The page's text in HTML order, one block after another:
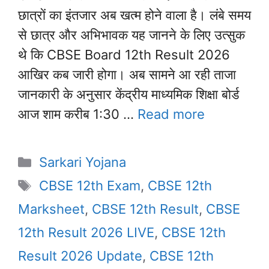
छात्रों का इंतजार अब खत्म होने वाला है। लंबे समय
से छात्र और अभिभावक यह जानने के लिए उत्सुक
थे कि CBSE Board 12th Result 2026
आखिर कब जारी होगा। अब सामने आ रही ताजा
जानकारी के अनुसार केंद्रीय माध्यमिक शिक्षा बोर्ड
आज शाम करीब 1:30 … Read more
Categories
Sarkari Yojana
Tags
CBSE 12th Exam, CBSE 12th
Marksheet, CBSE 12th Result, CBSE
12th Result 2026 LIVE, CBSE 12th
Result 2026 Update, CBSE 12th